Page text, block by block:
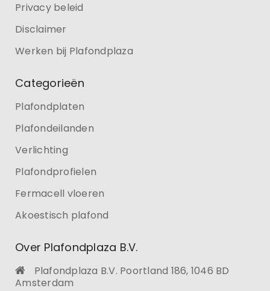
Privacy beleid
Disclaimer
Werken bij Plafondplaza
Categorieën
Plafondplaten
Plafondeilanden
Verlichting
Plafondprofielen
Fermacell vloeren
Akoestisch plafond
Over Plafondplaza B.V.
Plafondplaza B.V. Poortland 186, 1046 BD
Amsterdam